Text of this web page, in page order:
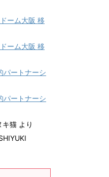
ーム大阪 移
ーム大阪 移
ートナーシ
ートナーシ
キ猫 より